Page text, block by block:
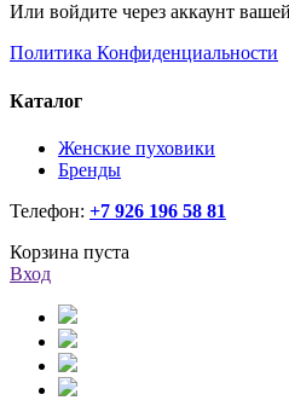
Или войдите через аккаунт
Политика Конфиденциальности
Каталог
Женские пуховики
Бренды
Телефон: +7 926 196 58 81
Корзина пуста
Вход